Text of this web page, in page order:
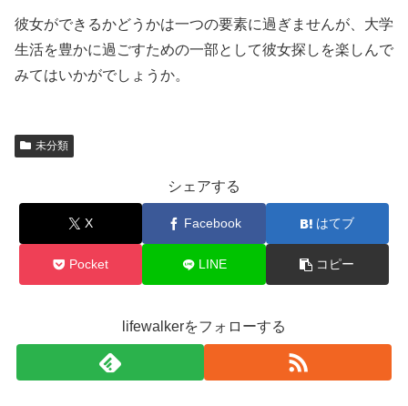
彼女ができるかどうかは一つの要素に過ぎませんが、大学
生活を豊かに過ごすための一部として彼女探しを楽しんで
みてはいかがでしょうか。
未分類
シェアする
X Facebook はてブ
Pocket LINE コピー
lifewalkerをフォローする